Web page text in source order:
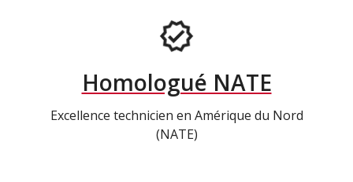
Homologué NATE
Excellence technicien en Amérique du Nord
(NATE)